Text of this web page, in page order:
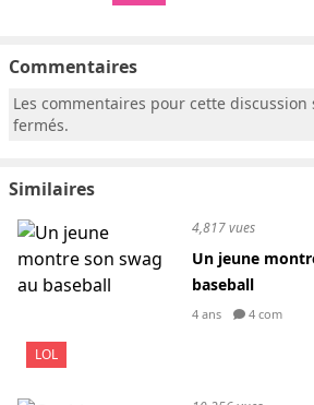
Commentaires
Les commentaires pour cette discussion
fermés.
Similaires
LOL
4,817 vues
Un jeune
baseball
4 ans 4 com